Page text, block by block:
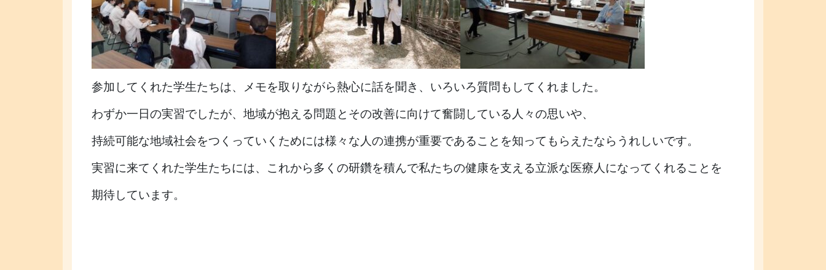
参加してくれた学生たちは、メモを取りながら熱心に話を聞き、いろいろ質問もしてくれました。
わずか一日の実習でしたが、地域が抱える問題とその改善に向けて奮闘している人々の思いや、
持続可能な地域社会をつくっていくためには様々な人の連携が重要であることを知ってもらえたならうれしいです。
実習に来てくれた学生たちには、これから多くの研鑽を積んで私たちの健康を支える立派な医療人になってくれることを
期待しています。